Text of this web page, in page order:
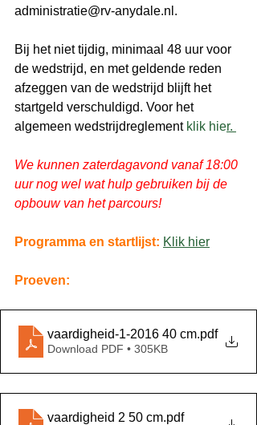
administratie@rv-anydale.nl.
Bij het niet tijdig, minimaal 48 uur voor
de wedstrijd, en met geldende reden
afzeggen van de wedstrijd blijft het
startgeld verschuldigd. Voor het
algemeen wedstrijdreglement klik hier.
We kunnen zaterdagavond vanaf 18:00
uur nog wel wat hulp gebruiken bij de
opbouw van het parcours!
Programma en startlijst: Klik hier
Proeven:
vaardigheid-1-2016 40 cm.pdf
Download PDF • 305KB
vaardigheid 2 50 cm.pdf